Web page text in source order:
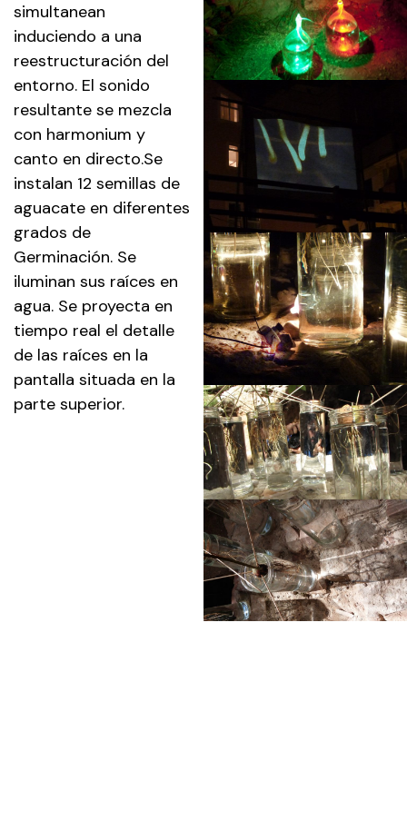
simultanean
induciendo a una
reestructuración del
entorno. El sonido
resultante se mezcla
con harmonium y
canto en directo.Se
instalan 12 semillas de
aguacate en diferentes
grados de
Germinación. Se
iluminan sus raíces en
agua. Se proyecta en
tiempo real el detalle
de las raíces en la
pantalla situada en la
parte superior.